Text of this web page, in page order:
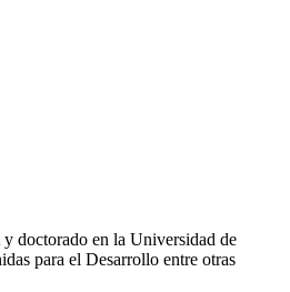
doctorado en la Universidad de
para el Desarrollo entre otras